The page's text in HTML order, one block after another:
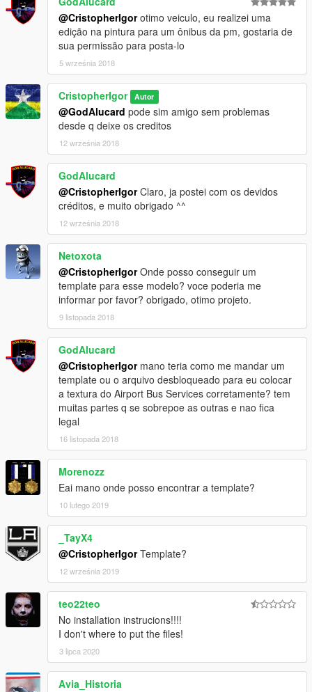
@CristopherIgorotimo veiculo, eu realizei uma
edição na pintura para um ônibus da pm, gostaria de
sua permissão para posta-lo
5 września 2018
CristopherIgor Autor
@GodAlucard pode sim amigo sem problemas
desde q deixe os creditos
12 września 2018
GodAlucard
@CristopherIgorClaro, ja postei com os devidos
créditos, e muito obrigado ^^
12 września 2018
Netoxota
@CristopherIgorOnde posso conseguir um
template para esse modelo? voce poderia me
informar por favor? obrigado, otimo projeto.
9 listopada 2018
GodAlucard
@CristopherIgormano teria como me mandar um
template ou o arquivo desbloqueado para eu colocar
a textura do Airport Bus Services corretamente? tem
muitas partes q se sobrepoe as outras e nao fica
legal
16 listopada 2018
Morenozz
Eai mano onde posso encontrar a template?
10 lutego 2019
_TayX4
@CristopherIgorTemplate?
12 września 2019
teo22teo
No installation instrucions!!!!
I don't where to put the files!
3 lipca 2020
Avia_Historia